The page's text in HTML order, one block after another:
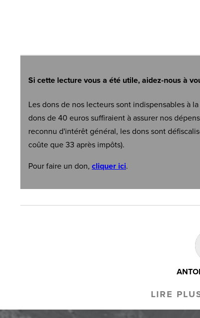
Si cette lecture vous a été utile, aidez-nous à
Les dons de nos lecteurs sont indispensables à
dons de 40 euros suffiraient à assurer nos
reconnu d'intérêt général, les dons sont
coûte que 33 après impôts).
Pour faire un don, cliquer ici.
LIRE